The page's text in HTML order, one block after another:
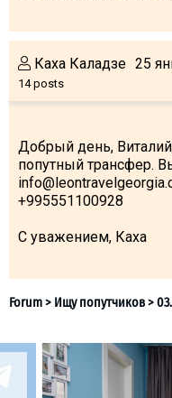
Каха Каладзе
14 posts
25
Добрый день,
попутный трансфер.
+995551100928
С уважением, Каха
Cottages
Hotels
% Hot deals
Long term rent
About Georgia
Visas